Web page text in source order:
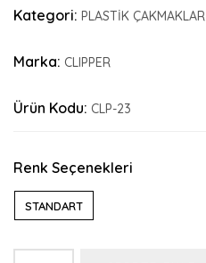
Kategori: PLASTİK ÇAKMAKLAR
Marka: CLIPPER
Ürün Kodu: CLP-23
Renk Seçenekleri
STANDART